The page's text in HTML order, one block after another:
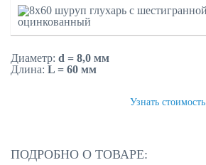
Диаметр: d = 8,0 мм
Длина: L = 60 мм
Узнать стоимость
ПОДРОБНО О ТОВАРЕ: